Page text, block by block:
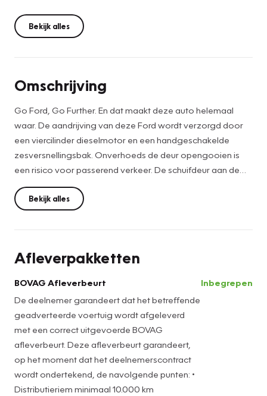
Bekijk alles
Omschrijving
Go Ford, Go Further. En dat maakt deze auto helemaal
waar. De aandrijving van deze Ford wordt verzorgd door
een viercilinder dieselmotor en een handgeschakelde
zesversnellingsbak. Onverhoeds de deur opengooien is
een risico voor passerend verkeer. De schuifdeur aan de
zijkant is dus gemakkelijker én veiliger.
Het digitale dashboard zorgt voor een super functionele
Connected Services houdt u de auto nog gemakkelijker in
zonder automatische airconditioning, zodat de
temperatuur altijd goed is. Deze Ford Transit Custom maakt
het rijden graag gemakkelijk. Daarom verzorgt de
regensensor de mate van ruitreiniging die de ruitenwissers
moeten leveren bij neerslag. Extra opties op deze auto zijn:
WIFI-hotspot, cruise control en centrale deurvergrendeling
met afstandsbediening.
Bekijk alles
Afleverpakketten
BOVAG Afleverbeurt
De deelnemer garandeert dat het betreffende
geadverteerde voertuig wordt afgeleverd
met een correct uitgevoerde BOVAG
afleverbeurt. Deze afleverbeurt garandeert,
op het moment dat het deelnemerscontract
wordt ondertekend, de navolgende punten: •
Distributieriem minimaal 10.000 km
Inbegrepen